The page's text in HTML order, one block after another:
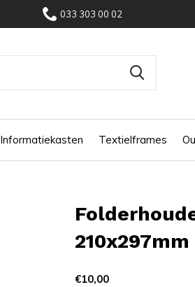
033 303 00 02
Informatiekasten Textielframes
€10,00